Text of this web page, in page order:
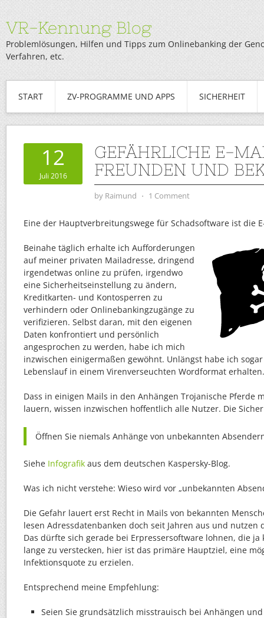
VR-Kennung Blog
Problemlösungen, Hilfen und Tipps zum Onlinebanking der
Verfahren, etc.
START ZV-PROGRAMME UND APPS SICHERHEIT
12
Juli 2016
GEFÄHRLICHE E-
FREUNDEN UND
by Raimund ⋅ 1 Comment
Eine der Hauptverbreitungswege für Schadsoftware ist die
Beinahe täglich erhalte ich Aufforderungen
auf meiner privaten Mailadresse, dringend
irgendetwas online zu prüfen, irgendwo
eine Sicherheitseinstellung zu ändern,
Kreditkarten- und Kontosperren zu
verhindern oder Onlinebankingzugänge zu
verifizieren. Selbst daran, mit den eigenen
Daten konfrontiert und persönlich
angesprochen zu werden, habe ich mich
inzwischen einigermaßen gewöhnt. Unlängst habe ich
Lebenslauf in einem Virenverseuchten Wordformat erhalten.
Dass in einigen Mails in den Anhängen Trojanische Pferde
lauern, wissen inzwischen hoffentlich alle Nutzer. Die
Öffnen Sie niemals Anhänge von unbekannten
Siehe Infografik aus dem deutschen Kaspersky-Blog.
Was ich nicht verstehe: Wieso wird vor „unbekannten
Die Gefahr lauert erst Recht in Mails von bekannten
lesen Adressdatenbanken doch seit Jahren aus und nutzen
Das dürfte sich gerade bei Erpressersoftware lohnen, die ja
lange zu verstecken, hier ist das primäre Hauptziel, eine
Infektionsquote zu erzielen.
Entsprechend meine Empfehlung:
Seien Sie grundsätzlich misstrauisch bei Anhängen